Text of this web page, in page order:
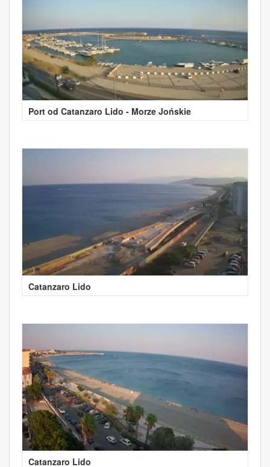
Port od Catanzaro Lido - Morze Jońskie
Catanzaro Lido
Catanzaro Lido